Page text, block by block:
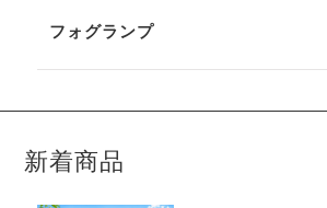
フォグランプ
新着商品